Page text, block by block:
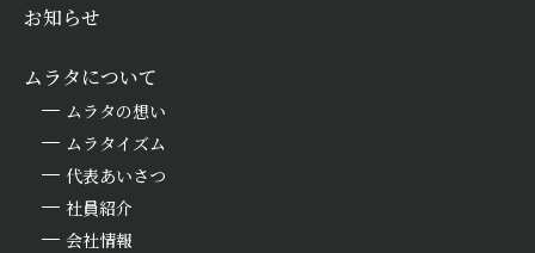
お知らせ
ムラタについて
ムラタの想い
ムラタイズム
代表あいさつ
社員紹介
会社情報